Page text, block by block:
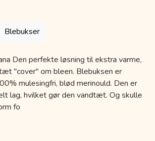
Blebukser
Den perfekte løsning til ekstra varme,
"cover" om bleen. Blebuksen er
mulesingfri, blød merinould. Den er
lag, hvilket gør den vandtæt. Og skulle
fo